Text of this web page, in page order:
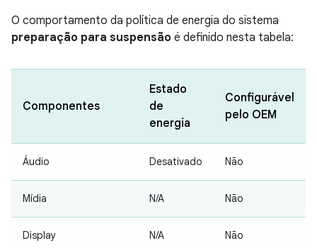
O comportamento da política de energia do sistema
preparação para suspensão é definido nesta tabela:
Componentes
Estado
de
energia
Configurável
pelo OEM
Áudio Desativado Não
Mídia N/A Não
Display N/A Não